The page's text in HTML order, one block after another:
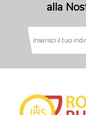
alla